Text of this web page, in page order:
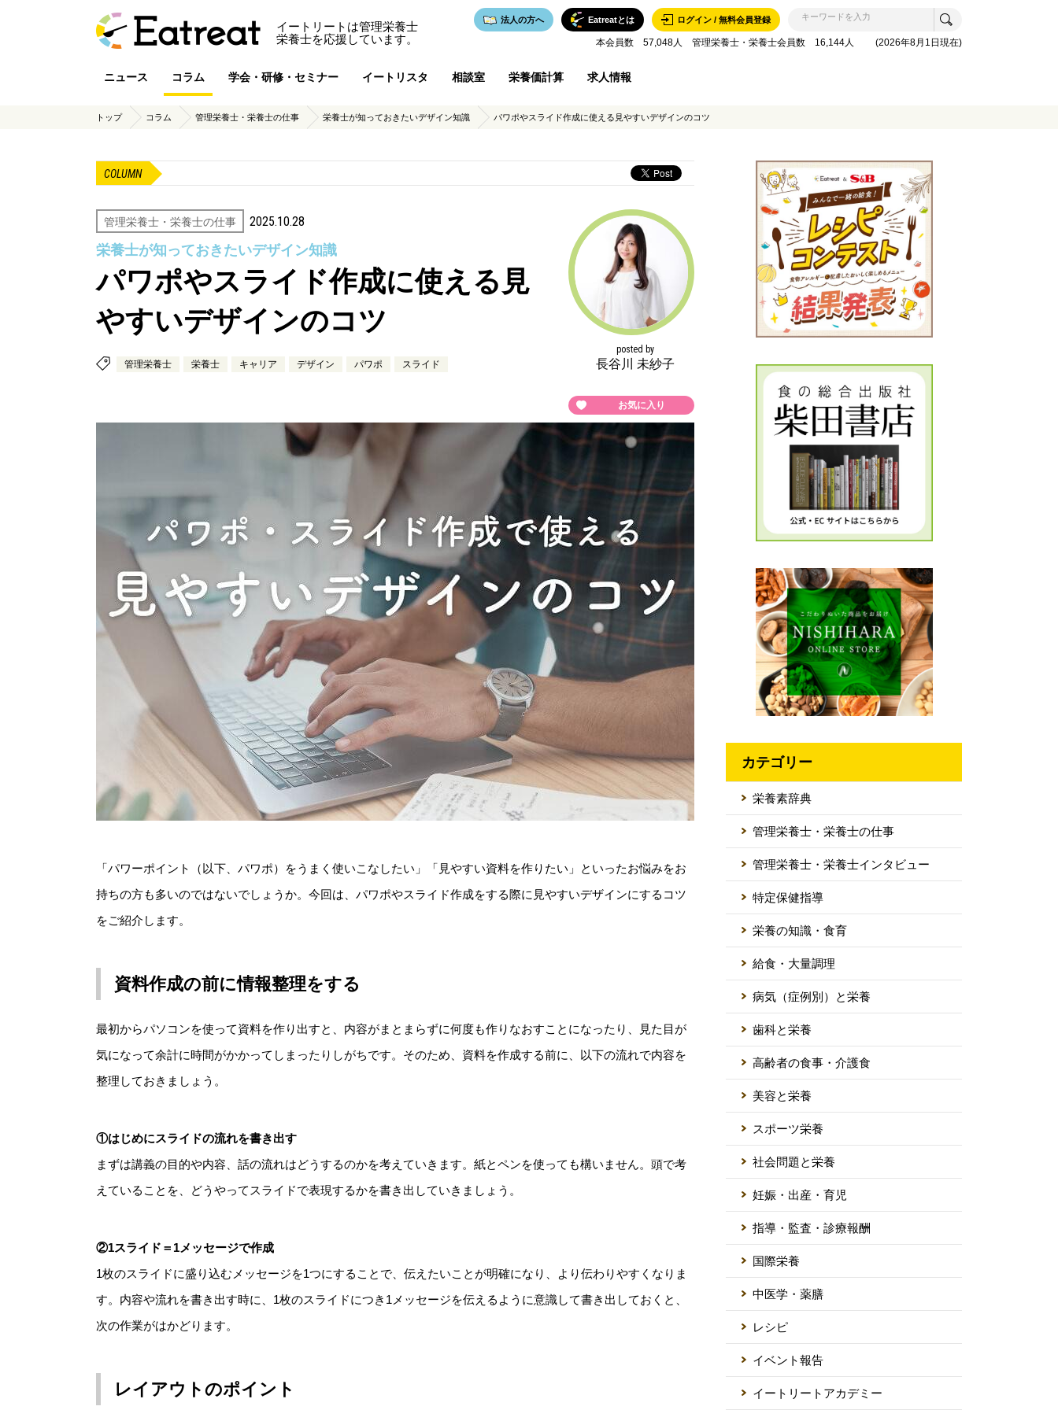
イートリートは管理栄養士
栄養士を応援しています。
ログイン / 無料会員登録
Eatreatとは
法人の方へ
本会員数 57,048人 管理栄養士・栄養士会員数 16,144人 (2026年8月1日現在)
ニュース コラム 学会・研修・セミナー イートリスタ 相談室 栄養価計算 求人情報
トップ コラム 管理栄養士・栄養士の仕事 栄養士が知っておきたいデザイン知識 パワポやスライド作成に使える見やすいデザインのコツ
COLUMN
管理栄養士・栄養士の仕事 2025.10.28
栄養士が知っておきたいデザイン知識
パワポやスライド作成に使える見
やすいデザインのコツ
管理栄養士 栄養士 キャリア デザイン パワポ スライド
posted by
長谷川 未紗子
お気に入り
「パワーポイント（以下、パワポ）をうまく使いこなしたい」「見やすい資料を作りたい」といったお悩みをお
持ちの方も多いのではないでしょうか。今回は、パワポやスライド作成をする際に見やすいデザインにするコツ
をご紹介します。
資料作成の前に情報整理をする
最初からパソコンを使って資料を作り出すと、内容がまとまらずに何度も作りなおすことになったり、見た目が
気になって余計に時間がかかってしまったりしがちです。そのため、資料を作成する前に、以下の流れで内容を
整理しておきましょう。
①はじめにスライドの流れを書き出す
まずは講義の目的や内容、話の流れはどうするのかを考えていきます。紙とペンを使っても構いません。頭で考
えていることを、どうやってスライドで表現するかを書き出していきましょう。
②1スライド＝1メッセージで作成
1枚のスライドに盛り込むメッセージを1つにすることで、伝えたいことが明確になり、より伝わりやすくなりま
す。内容や流れを書き出す時に、1枚のスライドにつき1メッセージを伝えるように意識して書き出しておくと、
次の作業がはかどります。
レイアウトのポイント
カテゴリー
栄養素辞典
管理栄養士・栄養士の仕事
管理栄養士・栄養士インタビュー
特定保健指導
栄養の知識・食育
給食・大量調理
病気（症例別）と栄養
歯科と栄養
高齢者の食事・介護食
美容と栄養
スポーツ栄養
社会問題と栄養
妊娠・出産・育児
指導・監査・診療報酬
国際栄養
中医学・薬膳
レシピ
イベント報告
イートリートアカデミー